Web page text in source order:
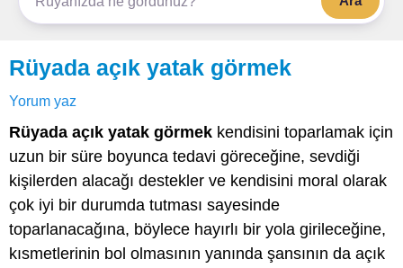
Rüyada açık yatak görmek
Yorum yaz
Rüyada açık yatak görmek kendisini toparlamak için
uzun bir süre boyunca tedavi göreceğine, sevdiği
kişilerden alacağı destekler ve kendisini moral olarak
çok iyi bir durumda tutması sayesinde
toparlanacağına, böylece hayırlı bir yola girileceğine,
kısmetlerinin bol olmasının yanında şansının da açık